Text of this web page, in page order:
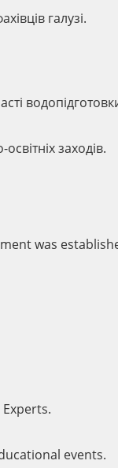
галузі.
заходів.
was
events.